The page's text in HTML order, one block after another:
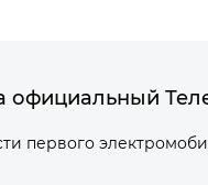
официальный
первого